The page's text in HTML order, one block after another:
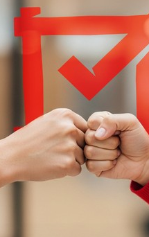
Oaxaca, Morelos y
como